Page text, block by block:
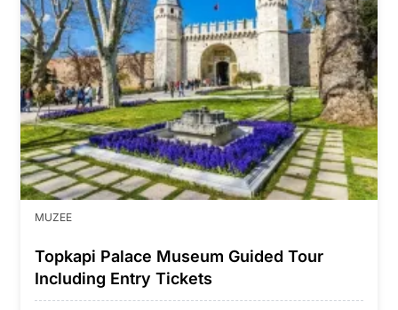
MUZEE
Topkapi Palace Museum Guided Tour
Including Entry Tickets